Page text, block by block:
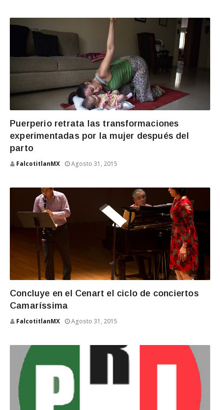
Puerperio retrata las transformaciones
experimentadas por la mujer después del
parto
FalcotitlanMX Agosto 31, 2015
Concluye en el Cenart el ciclo de conciertos
Camaríssima
FalcotitlanMX Agosto 31, 2015